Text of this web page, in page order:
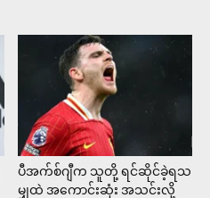
ပီအက်စ်ဂျီက သူတို့ ရင်ဆိုင်ခဲ့ရသ
မျှထဲ အကောင်းဆုံး အသင်းလို့